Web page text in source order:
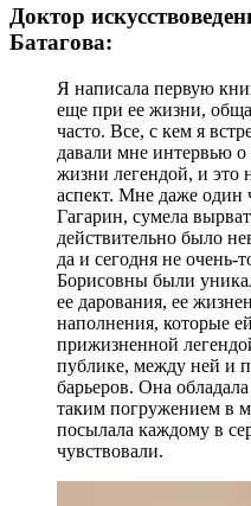
Доктор
Батагова:
Я написала первую
еще при ее жизни,
часто. Все, с кем я
давали мне интервью о
жизни легендой, и это
аспект. Мне даже один
Гагарин, сумела
действительно было
да и сегодня не очень-
Борисовны были
ее дарования, ее
наполнения, которые
прижизненной
публике, между ней и
барьеров. Она
таким погружением в
посылала каждому в
чувствовали.